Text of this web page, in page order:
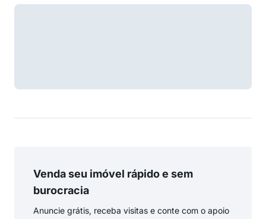
Venda seu imóvel rápido e sem
burocracia
Anuncie grátis, receba visitas e conte com o apoio